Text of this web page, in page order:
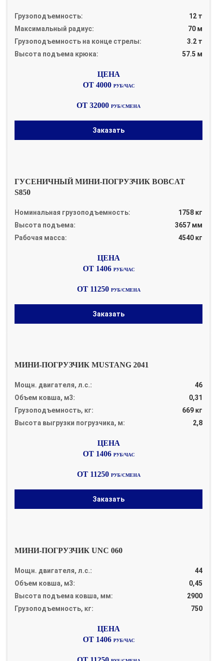
Грузоподъемность:
12 т
Максимальный радиус:
70 м
Грузоподъемность на конце стрелы:
3.2 т
Высота подъема крюка:
57.5 м
ОТ 4000 РУБ/ЧАС
ОТ 32000 РУБ/СМЕНА
Заказать
ГУСЕНИЧНЫЙ МИНИ-ПОГРУЗЧИК BOBCAT
S850
Номинальная грузоподъемность:
1758 кг
Высота подъема:
3657 мм
Рабочая масса:
4540 кг
ОТ 1406 РУБ/ЧАС
ОТ 11250 РУБ/СМЕНА
Заказать
МИНИ-ПОГРУЗЧИК MUSTANG 2041
Мощн. двигателя, л.с.:
46
Объем ковша, м3:
0,31
Грузоподъемность, кг:
669 кг
Высота выгрузки погрузчика, м:
2,8
ОТ 1406 РУБ/ЧАС
ОТ 11250 РУБ/СМЕНА
Заказать
МИНИ-ПОГРУЗЧИК UNC 060
Мощн. двигателя, л.с.:
44
Объем ковша, м3:
0,45
Высота подъема ковша, мм:
2900
Грузоподъемность, кг:
750
ОТ 1406 РУБ/ЧАС